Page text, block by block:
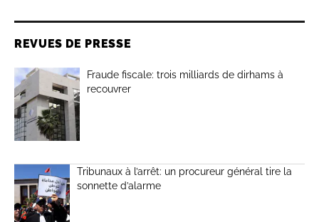
REVUES DE PRESSE
Fraude fiscale: trois milliards de dirhams à
recouvrer
Tribunaux à l’arrêt: un procureur général tire la
sonnette d’alarme